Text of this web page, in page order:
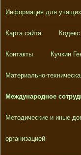
Информация для
Карта сайта
Контакты Кучкин
Материально-
Международное
Методические и иные
организацией